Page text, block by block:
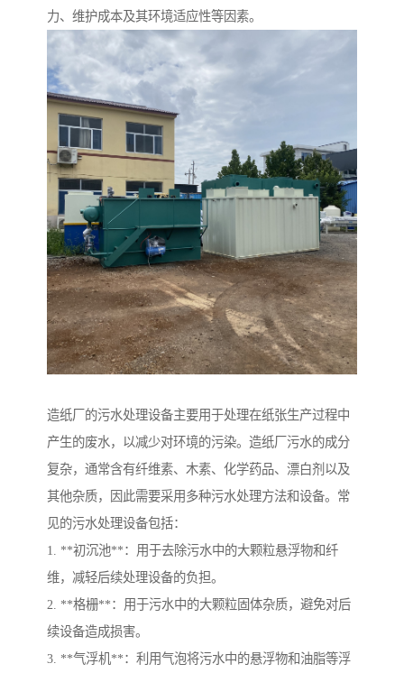
力、维护成本及其环境适应性等因素。
造纸厂的污水处理设备主要用于处理在纸张生产过程中
产生的废水，以减少对环境的污染。造纸厂污水的成分
复杂，通常含有纤维素、木素、化学药品、漂白剂以及
其他杂质，因此需要采用多种污水处理方法和设备。常
见的污水处理设备包括：
1. **初沉池**：用于去除污水中的大颗粒悬浮物和纤
维，减轻后续处理设备的负担。
2. **格栅**：用于污水中的大颗粒固体杂质，避免对后
续设备造成损害。
3. **气浮机**：利用气泡将污水中的悬浮物和油脂等浮